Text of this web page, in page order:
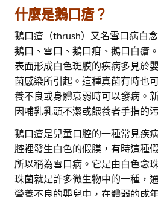
什麼是鵝口瘡？
鵝口瘡（thrush）又名雪口病白
鵝口、雪口、鵝口疳、鵝口白瘡
表面形成白色斑膜的疾病多見於
菌感染所引起。這種真菌有時也
養不良或身體衰弱時可以發病。
因哺乳乳頭不潔或餵養者手指的
鵝口瘡是兒童口腔的一種常見疾
腔裡發生白色的假膜，有時這種
所以稱為雪口病。它是由白色念
珠菌就是許多微生物中的一種，
營養不良的嬰兒中，在體弱的成